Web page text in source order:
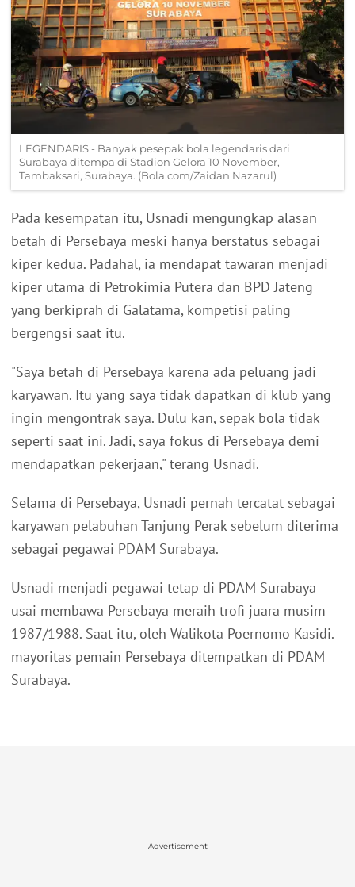
LEGENDARIS - Banyak pesepak bola legendaris dari
Surabaya ditempa di Stadion Gelora 10 November,
Tambaksari, Surabaya. (Bola.com/Zaidan Nazarul)
Pada kesempatan itu, Usnadi mengungkap alasan
betah di Persebaya meski hanya berstatus sebagai
kiper kedua. Padahal, ia mendapat tawaran menjadi
kiper utama di Petrokimia Putera dan BPD Jateng
yang berkiprah di Galatama, kompetisi paling
bergengsi saat itu.
"Saya betah di Persebaya karena ada peluang jadi
karyawan. Itu yang saya tidak dapatkan di klub yang
ingin mengontrak saya. Dulu kan, sepak bola tidak
seperti saat ini. Jadi, saya fokus di Persebaya demi
mendapatkan pekerjaan," terang Usnadi.
Selama di Persebaya, Usnadi pernah tercatat sebagai
karyawan pelabuhan Tanjung Perak sebelum diterima
sebagai pegawai PDAM Surabaya.
Usnadi menjadi pegawai tetap di PDAM Surabaya
usai membawa Persebaya meraih trofi juara musim
1987/1988. Saat itu, oleh Walikota Poernomo Kasidi.
mayoritas pemain Persebaya ditempatkan di PDAM
Surabaya.
Advertisement